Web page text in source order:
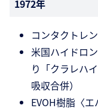
1972年
コンタクトレ
米国ハイドロ
り「クラレハ
吸収合併）
EVOH樹脂〈